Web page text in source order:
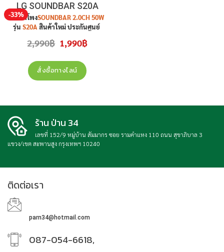
-33%
LG SOUNDBAR S20A
LGลำโพงSOUNDBAR 2.0CH 50W
รุ่น S20A สินค้าใหม่ ประกันศูนย์
2,990฿ Original
price
2,990฿.
1,990฿Current
price
สั่งซื้อทางไลน์
ร้าน ป่าน 34
เลขที่ 152/9 หมู่บ้าน สัมมากร ซอย รามคำแหง 110 ถนน สุขาภิบาล 3
แขวง/เขต สะพานสูง กรุงเทพฯ 10240
ติดต่อเรา
parn34@hotmail.com
087-054-6618,